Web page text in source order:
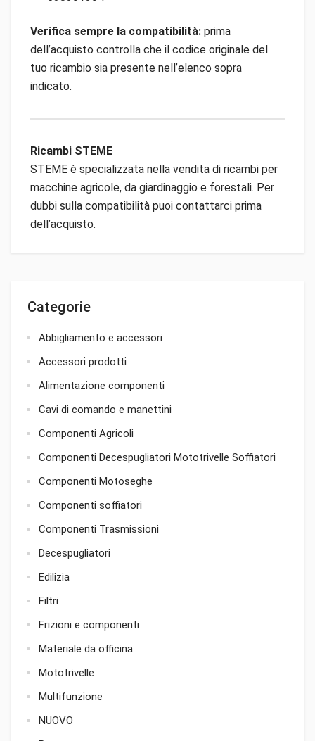
Categorie
Abbigliamento e accessori
Accessori prodotti
Alimentazione componenti
Cavi di comando e manettini
Componenti Agricoli
Componenti Decespugliatori Mototrivelle Soffiatori
Componenti Motoseghe
Componenti soffiatori
Componenti Trasmissioni
Decespugliatori
Edilizia
Filtri
Frizioni e componenti
Materiale da officina
Mototrivelle
Multifunzione
NUOVO
Verifica sempre la compatibilità: prima
dell’acquisto controlla che il codice originale del
tuo ricambio sia presente nell’elenco sopra
indicato.
Ricambi STEME
STEME è specializzata nella vendita di ricambi per
macchine agricole, da giardinaggio e forestali. Per
dubbi sulla compatibilità puoi contattarci prima
dell’acquisto.